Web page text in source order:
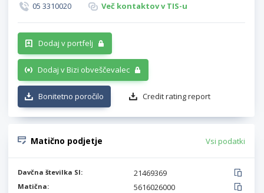
05 3310020
Več kontaktov v TIS-u
Dodaj v portfelj
Dodaj v Bizi obveščevalec
Bonitetno poročilo Credit rating report
Matično podjetje Vsi podatki
Davčna številka SI: 21469369
Matična: 5616026000